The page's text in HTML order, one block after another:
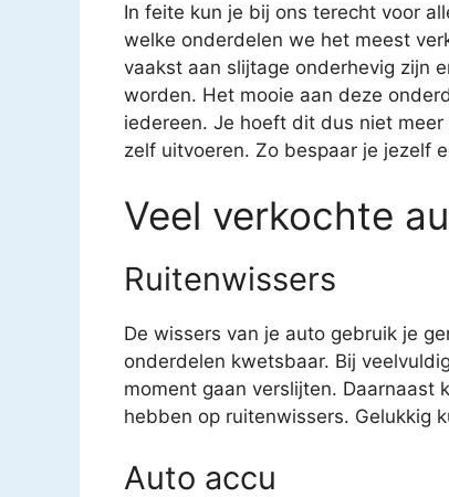
In feite kun je bij ons terecht voor
welke onderdelen we het meest
vaakst aan slijtage onderhevig zijn
worden. Het mooie aan deze
iedereen. Je hoeft dit dus niet
zelf uitvoeren. Zo bespaar je jezelf
Veel verkochte
Ruitenwissers
De wissers van je auto gebruik je
onderdelen kwetsbaar. Bij
moment gaan verslijten. Daarnaast
hebben op ruitenwissers. Gelukkig
Auto accu